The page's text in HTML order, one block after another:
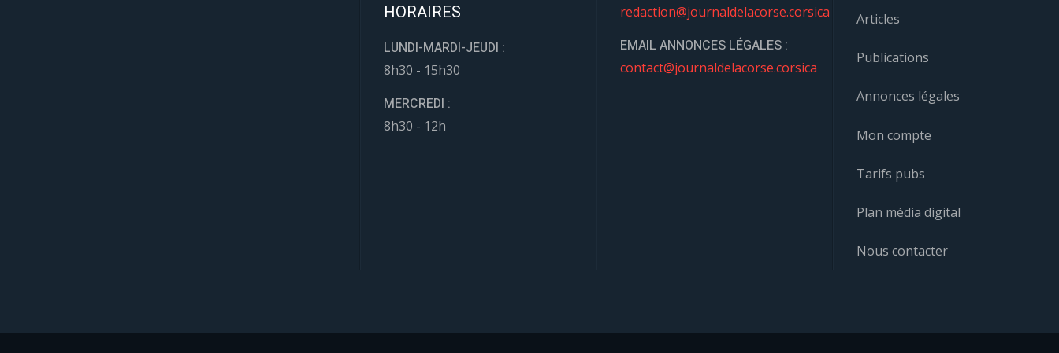
HORAIRES
LUNDI-MARDI-JEUDI :
8h30 - 15h30
MERCREDI :
8h30 - 12h
redaction@journaldelacorse.corsica
EMAIL ANNONCES LÉGALES :
contact@journaldelacorse.corsica
Articles
Publications
Annonces légales
Mon compte
Tarifs pubs
Plan média digital
Nous contacter